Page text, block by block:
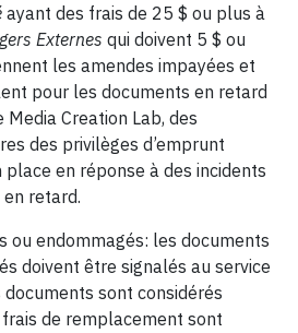
ayant des frais de 25 $ ou plus à
Externes qui doivent 5 $ ou
les amendes impayées et
pour les documents en retard
Creation Lab, des
des privilèges d’emprunt
en réponse à des incidents
retard.
ou endommagés: les documents
doivent être signalés au service
sont considérés
de remplacement sont